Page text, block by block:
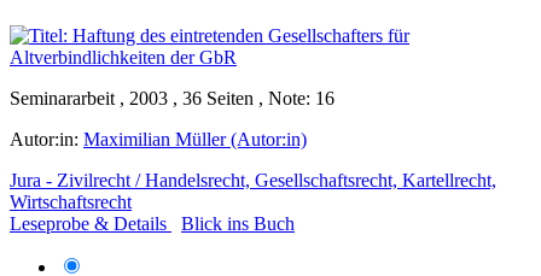
Seminararbeit , 2003 , 36 Seiten , Note: 16
Autor:in: Maximilian Müller (Autor:in)
Jura - Zivilrecht / Handelsrecht, Gesellschaftsrecht, Kartellrecht,
Wirtschaftsrecht
Leseprobe & Details
Blick ins Buch